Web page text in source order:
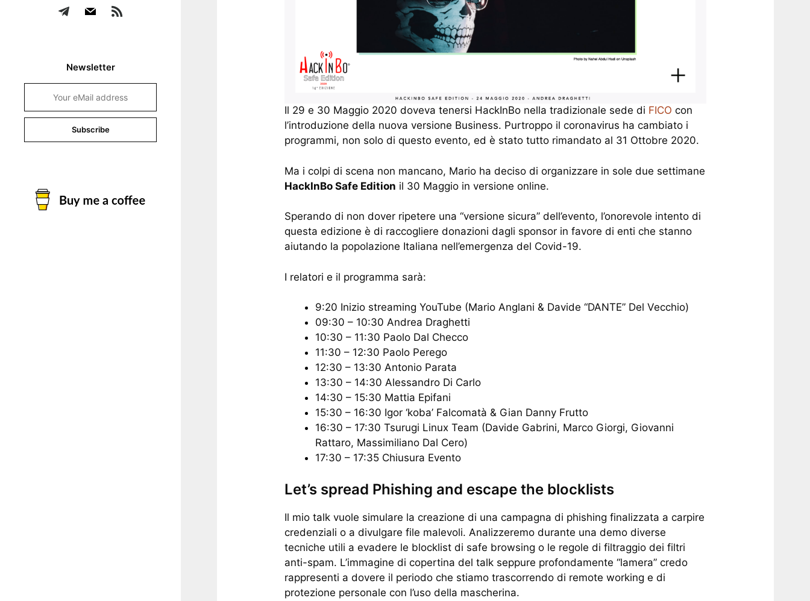
Newsletter
Il 29 e 30 Maggio 2020 doveva tenersi HackInBo nella tradizionale sede di FICO con
l’introduzione della nuova versione Business. Purtroppo il coronavirus ha cambiato i
programmi, non solo di questo evento, ed è stato tutto rimandato al 31 Ottobre 2020.
Ma i colpi di scena non mancano, Mario ha deciso di organizzare in sole due settimane
HackInBo Safe Edition il 30 Maggio in versione online.
Sperando di non dover ripetere una “versione sicura” dell’evento, l’onorevole intento di
questa edizione è di raccogliere donazioni dagli sponsor in favore di enti che stanno
aiutando la popolazione Italiana nell’emergenza del Covid-19.
I relatori e il programma sarà:
9:20 Inizio streaming YouTube (Mario Anglani & Davide “DANTE” Del Vecchio)
09:30 – 10:30 Andrea Draghetti
10:30 – 11:30 Paolo Dal Checco
11:30 – 12:30 Paolo Perego
12:30 – 13:30 Antonio Parata
13:30 – 14:30 Alessandro Di Carlo
14:30 – 15:30 Mattia Epifani
15:30 – 16:30 Igor ‘koba’ Falcomatà & Gian Danny Frutto
16:30 – 17:30 Tsurugi Linux Team (Davide Gabrini, Marco Giorgi, Giovanni
Rattaro, Massimiliano Dal Cero)
17:30 – 17:35 Chiusura Evento
Let’s spread Phishing and escape the blocklists
Il mio talk vuole simulare la creazione di una campagna di phishing finalizzata a carpire
credenziali o a divulgare file malevoli. Analizzeremo durante una demo diverse
tecniche utili a evadere le blocklist di safe browsing o le regole di filtraggio dei filtri
anti-spam. L’immagine di copertina del talk seppure profondamente “lamera” credo
rappresenti a dovere il periodo che stiamo trascorrendo di remote working e di
protezione personale con l’uso della mascherina.